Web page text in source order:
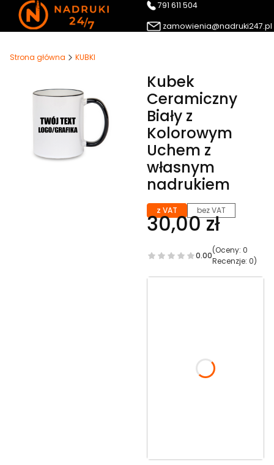
791 611 504
zamowienia@nadruki247.pl
Strona główna KUBKI
Kubek
Ceramiczny
Biały z
Kolorowym
Uchem z
własnym
nadrukiem
z VAT bez VAT
30,00 zł
0.00
(Oceny: 0
Recenzje: 0)